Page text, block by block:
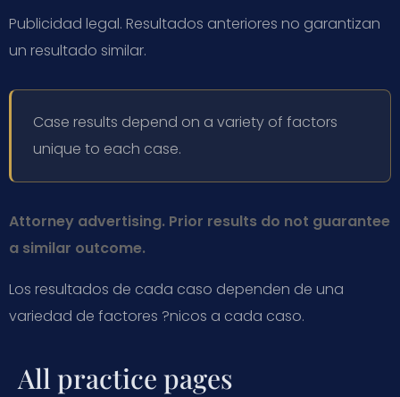
Publicidad legal. Resultados anteriores no garantizan
un resultado similar.
Case results depend on a variety of factors
unique to each case.
Attorney advertising. Prior results do not guarantee
a similar outcome.
Los resultados de cada caso dependen de una
variedad de factores ?nicos a cada caso.
All practice pages